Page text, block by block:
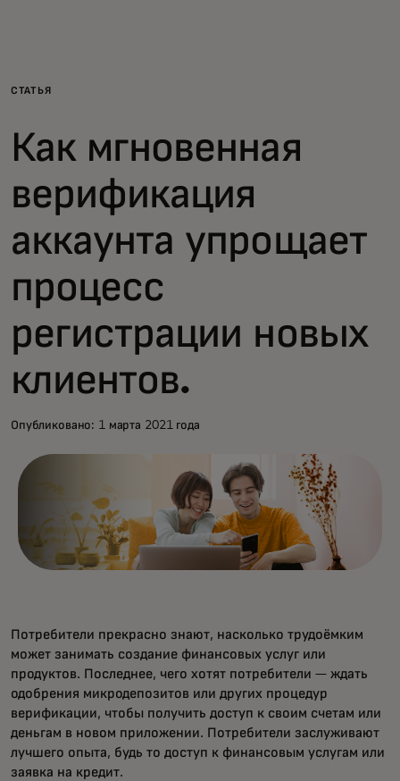
Для бизнеса
Для всего мира
Для новаторов
Новости и тренды
СТАТЬЯ
Как мгновенная
верификация
аккаунта упрощает
процесс
регистрации новых
клиентов.
Опубликовано: 1 марта 2021 года
Потребители прекрасно знают, насколько трудоёмким
может занимать создание финансовых услуг или
продуктов. Последнее, чего хотят потребители — ждать
одобрения микродепозитов или других процедур
верификации, чтобы получить доступ к своим счетам или
деньгам в новом приложении. Потребители заслуживают
лучшего опыта, будь то доступ к финансовым услугам или
заявка на кредит.